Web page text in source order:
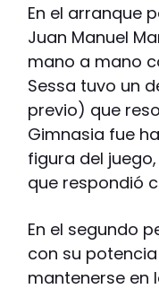
En el arranque
Juan Manuel
mano a mano
Sessa tuvo un
previo) que
Gimnasia fue
figura del
que respondió
En el segundo
con su
mantenerse en